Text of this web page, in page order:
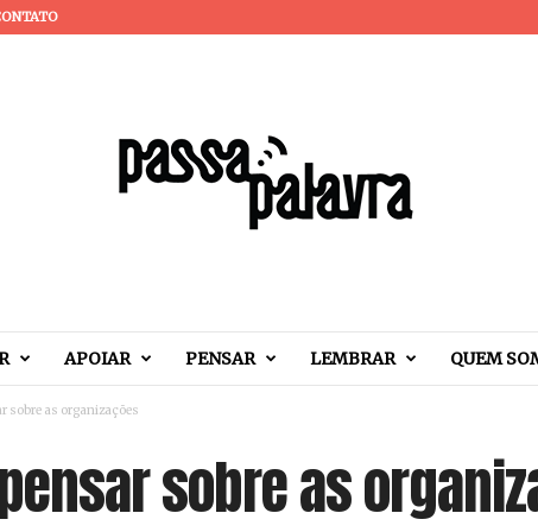
APOIAR PENSAR LEMBRAR QUEM
sobre as organizações
pensar sobre as